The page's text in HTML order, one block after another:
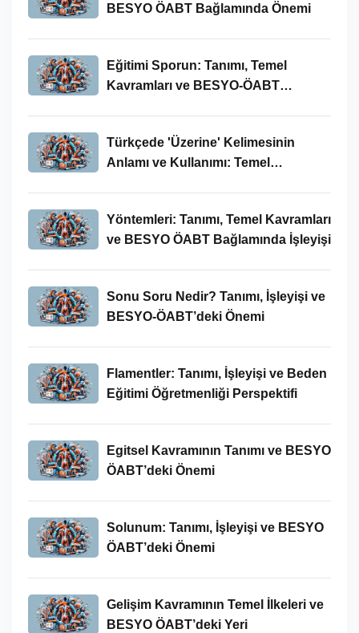
BESYO ÖABT Bağlamında Önemi
Eğitimi Sporun: Tanımı, Temel
Kavramları ve BESYO-ÖABT
Türkçede 'Üzerine' Kelimesinin
Anlamı ve Kullanımı: Temel
Yöntemleri: Tanımı, Temel Kavramları
ve BESYO ÖABT Bağlamında İşleyişi
Sonu Soru Nedir? Tanımı, İşleyişi ve
BESYO-ÖABT’deki Önemi
Flamentler: Tanımı, İşleyişi ve Beden
Eğitimi Öğretmenliği Perspektifi
Egitsel Kavramının Tanımı ve BESYO
ÖABT’deki Önemi
Solunum: Tanımı, İşleyişi ve BESYO
ÖABT’deki Önemi
Gelişim Kavramının Temel İlkeleri ve
BESYO ÖABT’deki Yeri